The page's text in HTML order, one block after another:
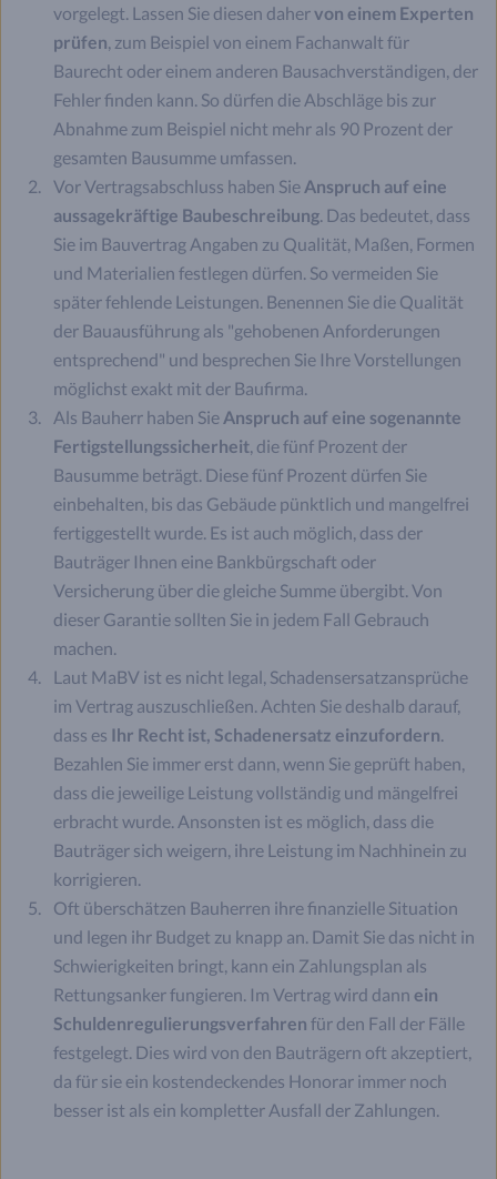
vorgelegt. Lassen Sie diesen dahervon einem Experten
prüfen, zum Beispiel von einem Fachanwalt für
Baurecht oder einem anderen Bausachverständigen, der
Fehler finden kann. So dürfen die Abschläge bis zur
Abnahme zum Beispiel nicht mehr als 90 Prozent der
gesamten Bausumme umfassen.
Vor Vertragsabschluss haben Sie Anspruch auf eine
aussagekräftige Baubeschreibung. Das bedeutet, dass
Sie im Bauvertrag Angaben zu Qualität, Maßen, Formen
und Materialien festlegen dürfen. So vermeiden Sie
später fehlende Leistungen. Benennen Sie die Qualität
der Bauausführung als "gehobenen Anforderungen
entsprechend" und besprechen Sie Ihre Vorstellungen
möglichst exakt mit der Baufirma.
Als Bauherr haben Sie Anspruch auf eine sogenannte
Fertigstellungssicherheit, die fünf Prozent der
Bausumme beträgt. Diese fünf Prozent dürfen Sie
einbehalten, bis das Gebäude pünktlich und mangelfrei
fertiggestellt wurde. Es ist auch möglich, dass der
Bauträger Ihnen eine Bankbürgschaft oder
Versicherung über die gleiche Summe übergibt. Von
dieser Garantie sollten Sie in jedem Fall Gebrauch
machen.
Laut MaBV ist es nicht legal, Schadensersatzansprüche
im Vertrag auszuschließen. Achten Sie deshalb darauf,
dass es Ihr Recht ist, Schadenersatz einzufordern.
Bezahlen Sie immer erst dann, wenn Sie geprüft haben,
dass die jeweilige Leistung vollständig und mängelfrei
erbracht wurde. Ansonsten ist es möglich, dass die
Bauträger sich weigern, ihre Leistung im Nachhinein zu
korrigieren.
Oft überschätzen Bauherren ihre finanzielle Situation
und legen ihr Budget zu knapp an. Damit Sie das nicht in
Schwierigkeiten bringt, kann ein Zahlungsplan als
Rettungsanker fungieren. Im Vertrag wird dann ein
Schuldenregulierungsverfahren für den Fall der Fälle
festgelegt. Dies wird von den Bauträgern oft akzeptiert,
da für sie ein kostendeckendes Honorar immer noch
besser ist als ein kompletter Ausfall der Zahlungen.